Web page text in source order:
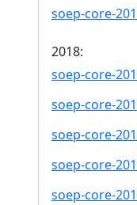
soep-core-
2018:
soep-core-
soep-core-
soep-core-
soep-core-
soep-core-